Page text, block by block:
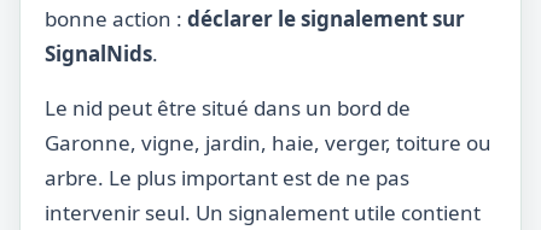
bonne action : déclarer le signalement sur
SignalNids.
Le nid peut être situé dans un bord de
Garonne, vigne, jardin, haie, verger, toiture ou
arbre. Le plus important est de ne pas
intervenir seul. Un signalement utile contient